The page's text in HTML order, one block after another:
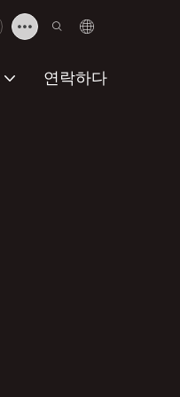
연락하다